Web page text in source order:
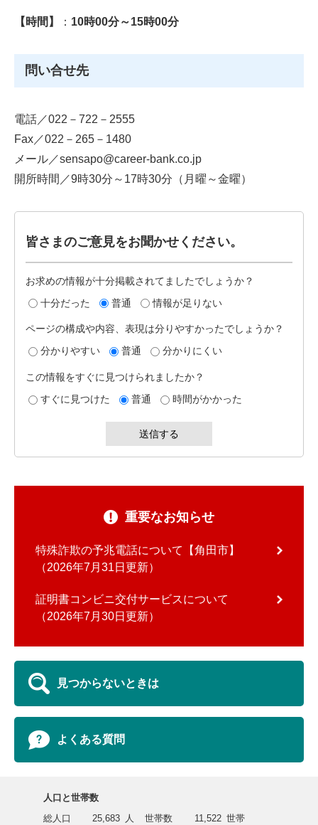
【時間】 ： 10時00分～15時00分
問い合せ先
電話／022－722－2555
Fax／022－265－1480
メール／sensapo@career-bank.co.jp
開所時間／9時30分～17時30分（月曜～金曜）
皆さまのご意見をお聞かせください。
お求めの情報が十分掲載されてましたでしょうか？
十分だった
普通 情報が足りない
ページの構成や内容、表現は分りやすかったでしょうか？
分かりやすい
普通 分かりにくい
この情報をすぐに見つけられましたか？
すぐに見つけた
普通 時間がかかった
重要なお知らせ
特殊詐欺の予兆電話について【角田市】
2026年7月31日更新
証明書コンビニ交付サービスについて
2026年7月30日更新
見つからないときは
よくある質問
人口と世帯数
総人口
25,683 人 世帯数 11,522 世帯